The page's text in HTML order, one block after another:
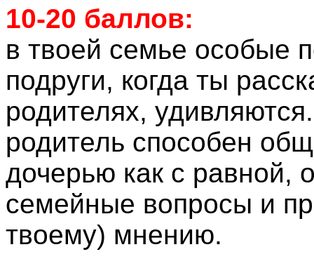
10-20 баллов:
в твоей семье особые
подруги, когда ты
родителях,
родитель способен
дочерью как с равной,
семейные вопросы и
твоему) мнению.